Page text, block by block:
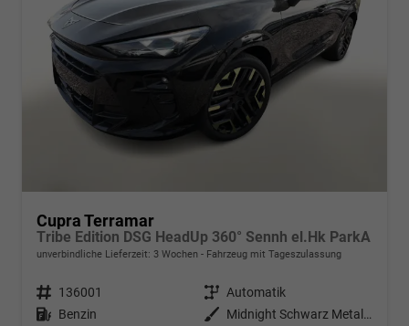
Cupra Terramar
Tribe Edition DSG HeadUp 360° Sennh el.Hk ParkA
unverbindliche Lieferzeit: 3 Wochen Fahrzeug mit Tageszulassung
Fahrzeugnr. 136001 Getriebe Automatik
Kraftstoff Benzin Außenfarbe
Midnight Schwarz Metallic